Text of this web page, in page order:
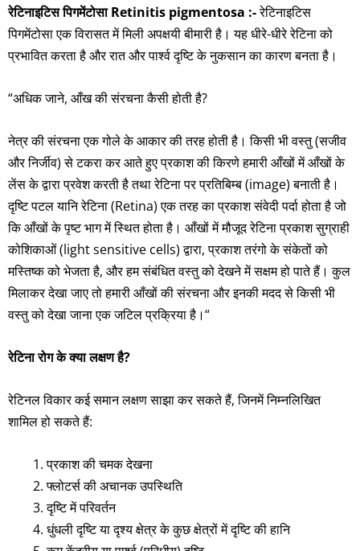
रेटिनाइटिस पिगमेंटोसा Retinitis pigmentosa :-रेटिनाइटिस
पिगमेंटोसा एक विरासत में मिली अपक्षयी बीमारी है। यह धीरे-धीरे रेटिना को
प्रभावित करता है और रात और पार्श्व दृष्टि के नुकसान का कारण बनता है।
“अधिक जाने, आँख की संरचना कैसी होती है?
नेत्र की संरचना एक गोले के आकार की तरह होती है। किसी भी वस्तु (सजीव
और निर्जीव) से टकरा कर आते हुए प्रकाश की किरणे हमारी आँखों में आँखों के
लेंस के द्वारा प्रवेश करती है तथा रेटिना पर प्रतिबिम्ब (image) बनाती है।
दृष्टि पटल यानि रेटिना (Retina) एक तरह का प्रकाश संवेदी पर्दा होता है जो
कि आँखों के पृष्ट भाग में स्थित होता है। आँखों में मौजूद रेटिना प्रकाश सुग्राही
कोशिकाओं (light sensitive cells) द्वारा, प्रकाश तरंगो के संकेतों को
मस्तिष्क को भेजता है, और हम संबंधित वस्तु को देखने में सक्षम हो पाते हैं। कुल
मिलाकर देखा जाए तो हमारी आँखों की संरचना और इनकी मदद से किसी भी
वस्तु को देखा जाना एक जटिल प्रक्रिया है।“
रेटिना रोग के क्या लक्षण है?
रेटिनल विकार कई समान लक्षण साझा कर सकते हैं, जिनमें निम्नलिखित
शामिल हो सकते हैं:
प्रकाश की चमक देखना
फ्लोटर्स की अचानक उपस्थिति
दृष्टि में परिवर्तन
धुंधली दृष्टि या दृश्य क्षेत्र के कुछ क्षेत्रों में दृष्टि की हानि